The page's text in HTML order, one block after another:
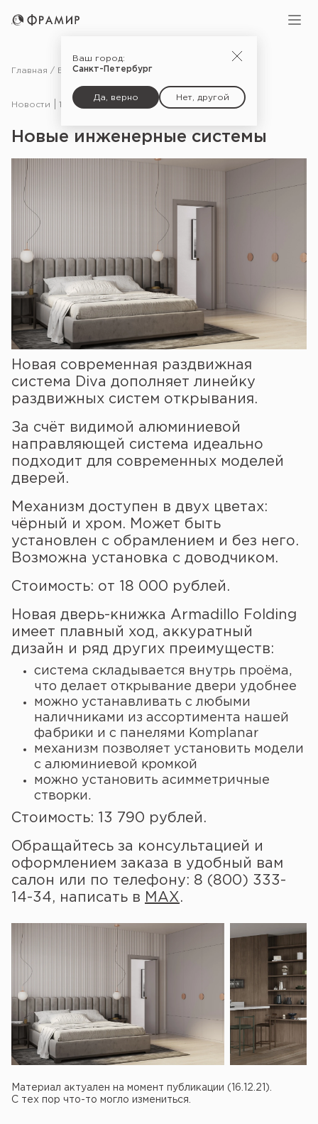
Ваш город:
Санкт-Петербург
Да, верно Нет, другой
Главная Блог Новости
Новости 16.12.21
Новые инженерные системы
Новая современная раздвижная
система Diva дополняет линейку
раздвижных систем открывания.
За счёт видимой алюминиевой
направляющей система идеально
подходит для современных моделей
дверей.
Механизм доступен в двух цветах:
чёрный и хром. Может быть
установлен с обрамлением и без него.
Возможна установка с доводчиком.
Стоимость: от 18 000 рублей.
Новая дверь-книжка Armadillo Folding
имеет плавный ход, аккуратный
дизайн и ряд других преимуществ:
система складывается внутрь проёма,
что делает открывание двери удобнее
можно устанавливать с любыми
наличниками из ассортимента нашей
фабрики и с панелями Komplanar
механизм позволяет установить модели
с алюминиевой кромкой
можно установить асимметричные
створки.
Стоимость: 13 790 рублей.
Обращайтесь за консультацией и
оформлением заказа в удобный вам
салон или по телефону: 8 (800) 333-
14-34, написать в MAX .
Материал актуален на момент публикации (16.12.21).
С тех пор что-то могло измениться.